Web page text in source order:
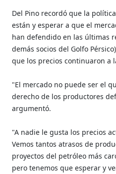
Del Pino recordó que la
están y esperar a que el
han defendido en las últimas
demás socios del Golfo
que los precios continuaron a
"El mercado no puede ser el
derecho de los productores
argumentó.
"A nadie le gusta los precios
Vemos tantos atrasos de
proyectos del petróleo más
pero tenemos que esperar y